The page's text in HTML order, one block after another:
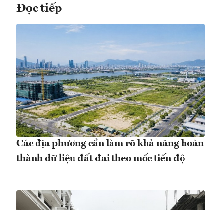
Đọc tiếp
Các địa phương cần làm rõ khả năng hoàn
thành dữ liệu đất đai theo mốc tiến độ